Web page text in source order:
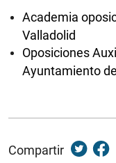
Academia
Valladolid
Oposiciones
Ayuntamiento
Compartir